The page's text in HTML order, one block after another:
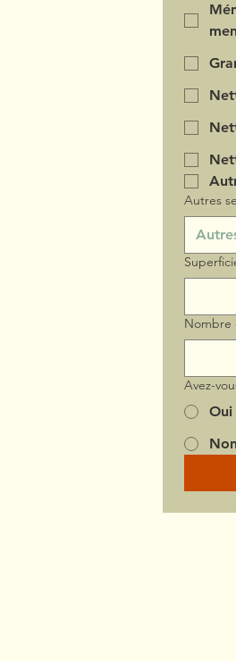
Autres
Nombre
Avez-
Oui
Non